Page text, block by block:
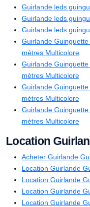
Guirlande leds
Guirlande leds
Guirlande leds
Guirlande
mètres Multicolore
Guirlande
mètres Multicolore
Guirlande
mètres Multicolore
Guirlande
mètres Multicolore
Location
Acheter Guirlande
Location Guirlande
Location Guirlande
Location Guirlande
Location Guirlande